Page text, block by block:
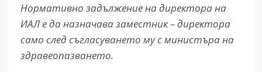
Нормативно задължение на директора на
ИАЛ е да назначава заместник – директора
само след съгласуването му с министъра на
здравеопазването.